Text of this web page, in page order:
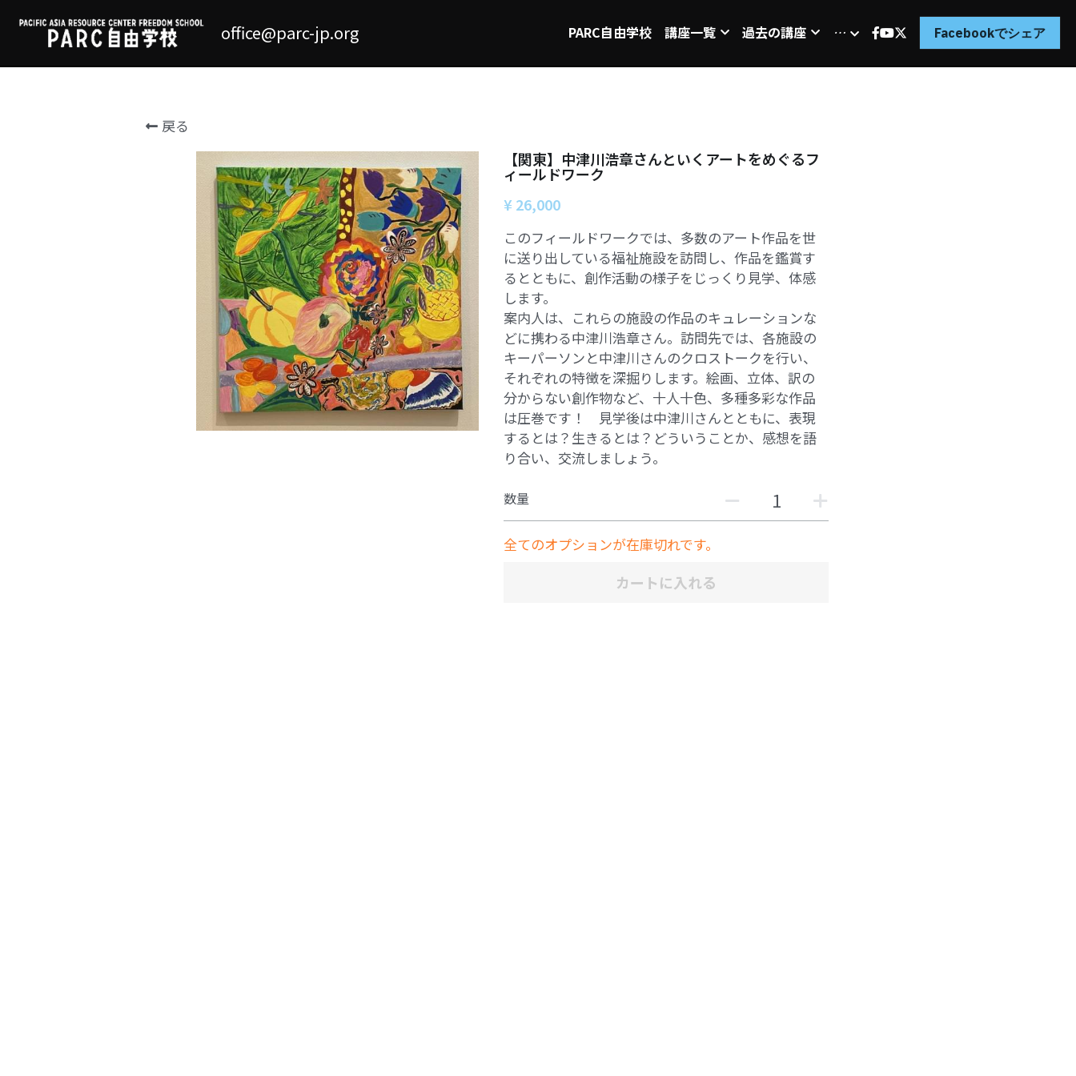
office@parc-jp.org PARC自由学校 講座一覧 過去の講座 … Facebookでシェア
戻る
【関東】中津川浩章さんといくアートをめぐるフ
ィールドワーク
¥ 26,000
このフィールドワークでは、多数のアート作品を世
に送り出している福祉施設を訪問し、作品を鑑賞す
るとともに、創作活動の様子をじっくり見学、体感
します。
案内人は、これらの施設の作品のキュレーションな
どに携わる中津川浩章さん。訪問先では、各施設の
キーパーソンと中津川さんのクロストークを行い、
それぞれの特徴を深掘りします。絵画、立体、訳の
分からない創作物など、十人十色、多種多彩な作品
は圧巻です！ 見学後は中津川さんとともに、表現
するとは？生きるとは？どういうことか、感想を語
り合い、交流しましょう。
数量
全てのオプションが在庫切れです。
カートに入れる